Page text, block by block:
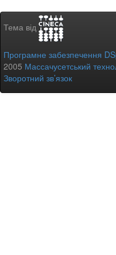
Тема від
Програмне забезпечення
2005 Массачусетський
Зворотний зв’язок